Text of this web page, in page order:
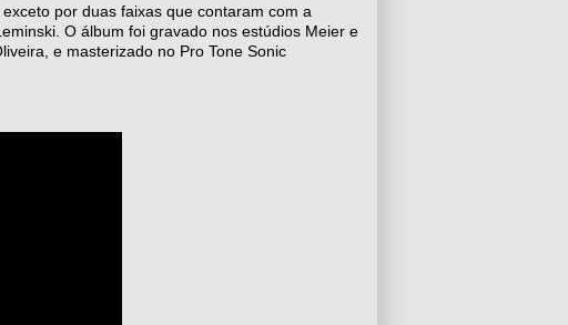
por duas faixas que contaram com a
O álbum foi gravado nos estúdios Meier e
e masterizado no Pro Tone Sonic